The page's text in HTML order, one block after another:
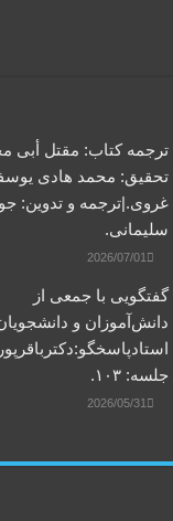
ترجمه کتاب: مقتل أبی
تحقیق: محمد هادی
غروی.|ترجمه و تدوین:
سلیمانی.
2026/07/01
گفتگویی‌ با جمعی‌ از
دانش‌آموزان‌ و
جلسه: ۱۰۳.
2026/05/31